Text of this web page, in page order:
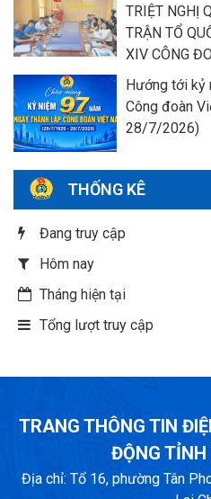
TRIỆT NGHỊ
TRẬN TỔ
XIV CÔNG
Hướng tới kỷ
Công đoàn
28/7/2026)
THỐNG KÊ
Đang truy cập
Hôm nay
Tháng hiện tại
Tổng lượt truy cập
TRANG THÔNG TIN
ĐỘNG
Địa chỉ: Tổ 16, phường Tân